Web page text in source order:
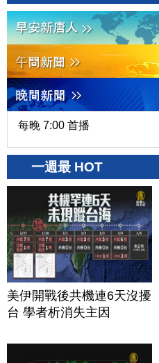
每晚 7:00 首播
一週最 HOT
美伊開戰後共機連6天沒擾
台 學者析消失主因